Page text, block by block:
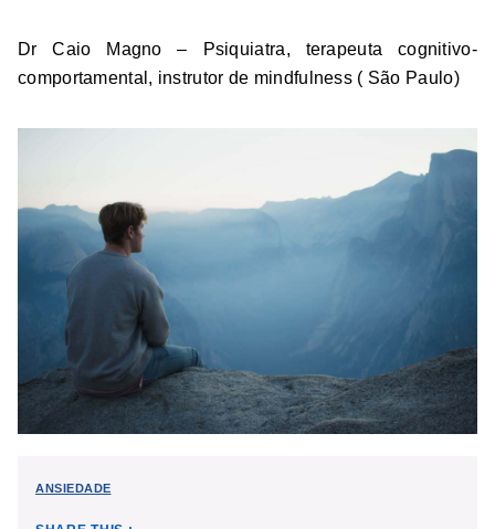
Dr Caio Magno – Psiquiatra, terapeuta cognitivo-
comportamental, instrutor de mindfulness ( São Paulo)
ANSIEDADE